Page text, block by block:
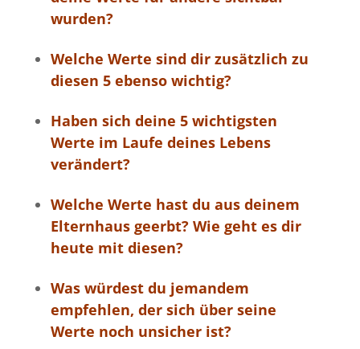
wurden?
Welche Werte sind dir zusätzlich zu
diesen 5 ebenso wichtig?
Haben sich deine 5 wichtigsten
Werte im Laufe deines Lebens
verändert?
Welche Werte hast du aus deinem
Elternhaus geerbt? Wie geht es dir
heute mit diesen?
Was würdest du jemandem
empfehlen, der sich über seine
Werte noch unsicher ist?